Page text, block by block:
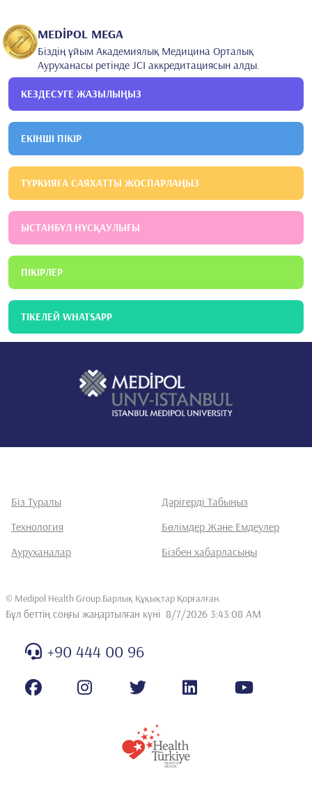
MEDİPOL MEGA
Біздің ұйым Академиялық Медицина Орталық
Ауруханасы ретінде JCI аккредитациясын алды.
КЕЗДЕСУГЕ ЖАЗЫЛЫҢЫЗ
ЕКІНШІ ПІКІР
ТҮРКИЯҒА САЯХАТТЫ ЖОСПАРЛАҢЫЗ
ЫСТАНБҰЛ НҰСҚАУЛЫҒЫ
ПІКІРЛЕР
ТІКЕЛЕЙ WHATSAPP
Біз Туралы
Дәрігерді Табыңыз
Технология
Бөлімдер Және Емдеулер
Ауруханалар
Бізбен хабарласыңы
© Medipol Health Group.Барлық Құқықтар Қорғалған
Бұл беттің соңғы жаңартылған күні 8/7/2026 3:43:08 AM
+90 444 00 96